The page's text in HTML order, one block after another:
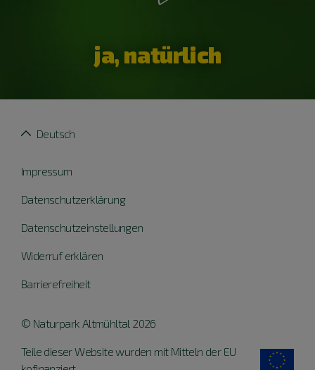
ja, natürlich
Impressum
Datenschutzerklärung
Datenschutzeinstellungen
Widerruf erklären
Barrierefreiheit
Deutsch
© Naturpark Altmühltal 2026
Teile dieser Website wurden mit Mitteln der EU